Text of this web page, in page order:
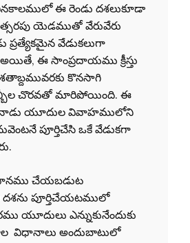
ఈ రెండు దశలుకూడా
యెడముతో వేరువేరు
ప్రత్యేకమైన వేడుకలుగా
అయితే, ఈ సాంప్రదాయము క్రీస్తు
కొనసాగి
చొరవతో మారిపోయింది. ఈ
యూదుల వివాహములోని
పూర్తిచేసి ఒకే వేడుకగా
చేయబడుట
పూర్తిచేయటములో
యూదులు ఎన్నుకునేందుకు
విధానాలు అందుబాటులో